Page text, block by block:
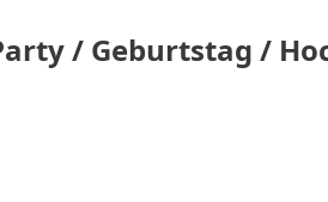
/ Geburtstag /